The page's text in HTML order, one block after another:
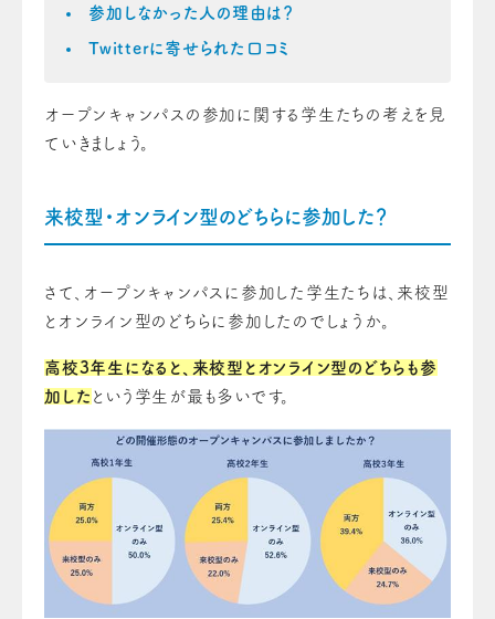
参加しなかった人の理由は？
Twitterに寄せられた口コミ
オープンキャンパスの参加に関する学生たちの考えを見
ていきましょう。
来校型・オンライン型のどちらに参加した？
さて、オープンキャンパスに参加した学生たちは、来校型
とオンライン型のどちらに参加したのでしょうか。
高校3年生になると、来校型とオンライン型のどちらも参
加した という学生が最も多いです。